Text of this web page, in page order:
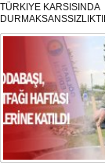
TÜRKIYE KARSISINDA